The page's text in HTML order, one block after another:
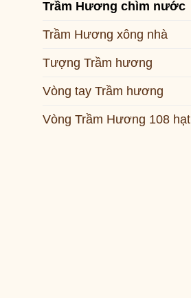
Trầm Hương chìm nước
Trầm Hương xông nhà
Tượng Trầm hương
Vòng tay Trầm hương
Vòng Trầm Hương 108 hạt